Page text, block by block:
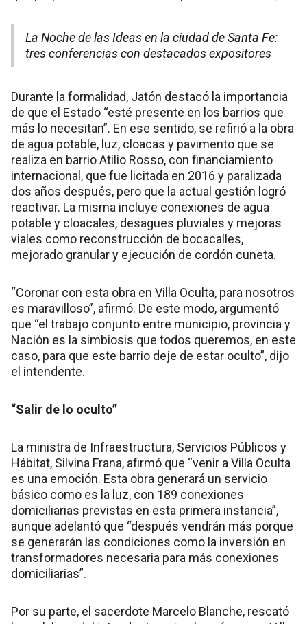
La Noche de las Ideas en la ciudad de Santa Fe:
tres conferencias con destacados expositores
Durante la formalidad, Jatón destacó la importancia
de que el Estado “esté presente en los barrios que
más lo necesitan”. En ese sentido, se refirió a la obra
de agua potable, luz, cloacas y pavimento que se
realiza en barrio Atilio Rosso, con financiamiento
internacional, que fue licitada en 2016 y paralizada
dos años después, pero que la actual gestión logró
reactivar. La misma incluye conexiones de agua
potable y cloacales, desagües pluviales y mejoras
viales como reconstrucción de bocacalles,
mejorado granular y ejecución de cordón cuneta.
“Coronar con esta obra en Villa Oculta, para nosotros
es maravilloso”, afirmó. De este modo, argumentó
que “el trabajo conjunto entre municipio, provincia y
Nación es la simbiosis que todos queremos, en este
caso, para que este barrio deje de estar oculto”, dijo
el intendente.
“Salir de lo oculto”
La ministra de Infraestructura, Servicios Públicos y
Hábitat, Silvina Frana, afirmó que “venir a Villa Oculta
es una emoción. Esta obra generará un servicio
básico como es la luz, con 189 conexiones
domiciliarias previstas en esta primera instancia”,
aunque adelantó que “después vendrán más porque
se generarán las condiciones como la inversión en
transformadores necesaria para más conexiones
domiciliarias”.
Por su parte, el sacerdote Marcelo Blanche, rescató